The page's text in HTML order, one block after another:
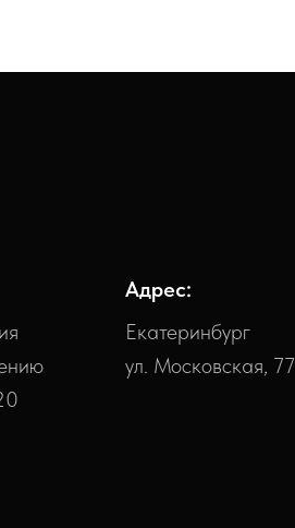
Адрес:
Екатеринбург
ул. Московская, 77